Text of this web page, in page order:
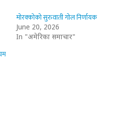
मोरक्कोको सुरुवाती गोल निर्णायक
June 20, 2026
In "अमेरिका समाचार"